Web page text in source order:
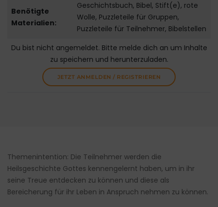
Benötigte
Materialien:
Geschichtsbuch, Bibel, Stift(e), rote
Wolle, Puzzleteile für Gruppen,
Puzzleteile für Teilnehmer, Bibelstellen
Du bist nicht angemeldet. Bitte melde dich an um Inhalte
zu speichern und herunterzuladen.
JETZT ANMELDEN / REGISTRIEREN
Themenintention: Die Teilnehmer werden die
Heilsgeschichte Gottes kennengelernt haben, um in ihr
seine Treue entdecken zu können und diese als
Bereicherung für ihr Leben in Anspruch nehmen zu können.